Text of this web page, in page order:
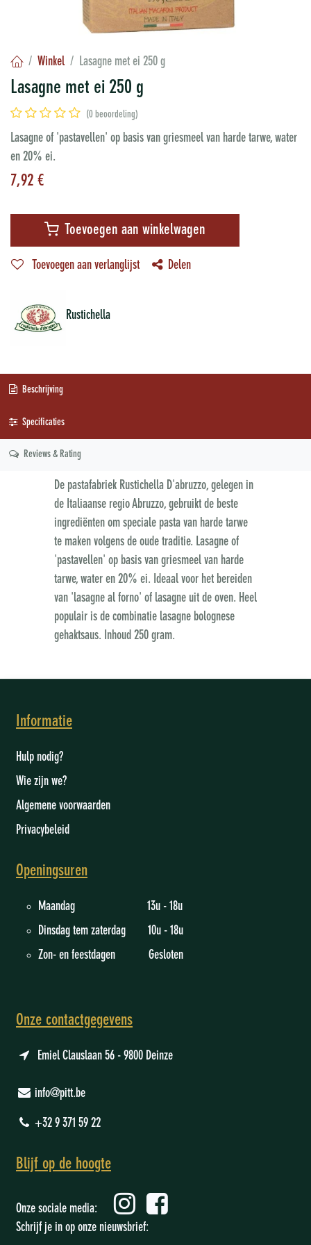
Winkel Lasagne met ei 250 g
Lasagne met ei 250 g
(0 beoordeling)
Lasagne of 'pastavellen' op basis van griesmeel van harde tarwe, water
en 20% ei.
7,92 €
Toevoegen aan winkelwagen
Toevoegen aan verlanglijst Delen
Rustichella
Beschrijving
Specificaties
Reviews & Rating
De pastafabriek Rustichella D'abruzzo, gelegen in
de Italiaanse regio Abruzzo, gebruikt de beste
ingrediënten om speciale pasta van harde tarwe
te maken volgens de oude traditie. Lasagne of
'pastavellen' op basis van griesmeel van harde
tarwe, water en 20% ei. Ideaal voor het bereiden
van 'lasagne al forno' of lasagne uit de oven. Heel
populair is de combinatie lasagne bolognese
gehaktsaus. Inhoud 250 gram.
Informatie
Hulp nodig?
Wie zijn we?
Algemene voorwaarden
Privacybeleid
Openingsuren
Maandag 13u - 18u
Dinsdag tem zaterdag 10u - 18u
Zon- en feestdagen Gesloten
Onze contactgegevens
Emiel Clauslaan 56 - 9800 Deinze
info@pitt.be
+32 9 371 59 22
Blijf op de hoogte
Onze sociale media:
Schrijf je in op onze nieuwsbrief: